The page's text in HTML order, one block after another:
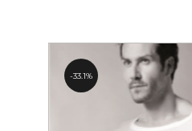
33.1%